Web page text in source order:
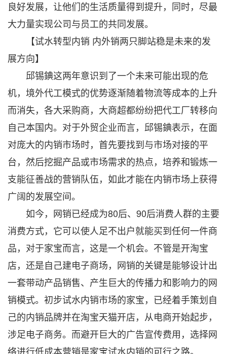
良好发展，让他们的生活质量得到提升，同时，尽最
大力量实现公司与员工的共同发展。
【试水转型内销 内外销两只脚站稳是未来的发
展方向】
邱锡錪这两年意识到了一个未来可能出现的危
机，境外代工模式的优势逐渐随着物流等成本的上升
而消失，各大采购商，大商超都纷纷把代工厂转移向
自己本国内。对于外贸企业而言，邱锡錪表示，在面
对庞大的内销市场时，首先要找到与市场对接的平
台，然后挖掘产品或市场需求的热点，培养和锻炼一
支能征善战的营销队伍，如此才能在内销市场上获得
广阔的发展空间。
如今，网销已经成为80后、90后消费人群的主要
消费方式，它可以使人足不出户就能买到任何一件商
品，对于家宝而言，这是一个机会。不管是开淘宝
店，还是自己建电子商场，网销的关键是能够设计出
一套带动产品销售、产生巨大的传播力和影响力的网
销模式。初步试水内销市场的家宝，已经着手策划自
己的内销品牌并在淘宝天猫开店，从电商开始起步，
涉足电子商务。而避开巨大的广告宣传费用，选择网
络进行低成本营销是家宝试水内销的可行之路。